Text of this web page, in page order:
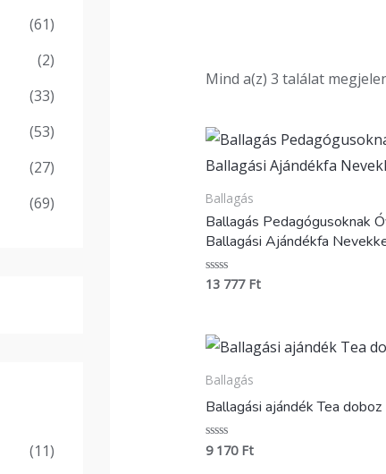
(61)
(2)
(33)
(53)
(27)
(69)
(11)
Mind a(z) 3 találat
Ballagás
Ballagás Pedagógusoknak
Ballagási Ajándékfa
Értékelés:
13 777 Ft
Ballagás
Ballagási ajándék Tea doboz
Értékelés:
0
9 170 Ft